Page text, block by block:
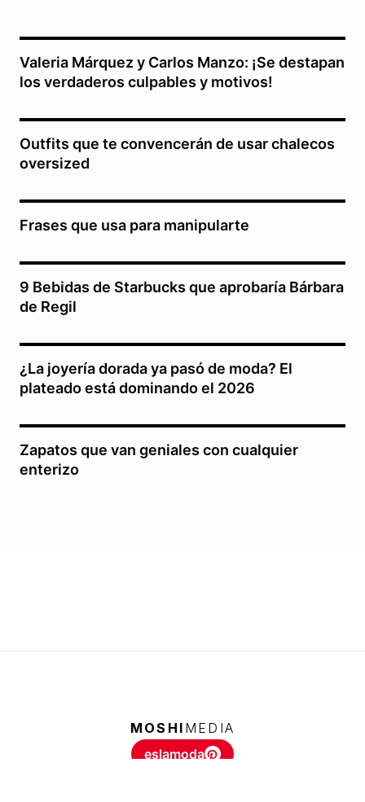
Valeria Márquez y Carlos Manzo: ¡Se destapan
los verdaderos culpables y motivos!
Outfits que te convencerán de usar chalecos
oversized
Frases que usa para manipularte
9 Bebidas de Starbucks que aprobaría Bárbara
de Regil
¿La joyería dorada ya pasó de moda? El
plateado está dominando el 2026
Zapatos que van geniales con cualquier
enterizo
MOSHI MEDIA
eslamoda